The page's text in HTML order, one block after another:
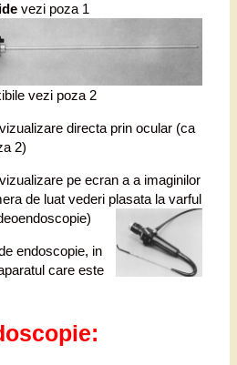
vezi poza 1
vezi poza 2
directa prin ocular (ca
2)
pe ecran a a imaginilor
de luat vederi plasata la varful
endoscopie, in
care este